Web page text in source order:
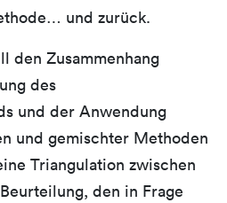
und zurück.
den Zusammenhang
des
und der Anwendung
und gemischter Methoden
Triangulation zwischen
den in Frage